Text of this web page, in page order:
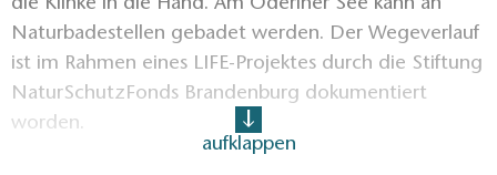
die Klinke in die Hand. Am Oderiner See kann an
Naturbadestellen gebadet werden. Der Wegeverlauf
ist im Rahmen eines LIFE-Projektes durch die Stiftung
NaturSchutzFonds Brandenburg dokumentiert
worden.
aufklappen